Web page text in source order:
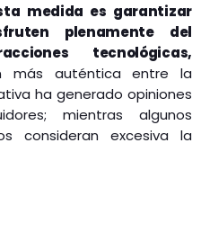
medida es garantizar
plenamente del
tecnológicas,
más auténtica entre la
ha generado opiniones
mientras algunos
consideran excesiva la